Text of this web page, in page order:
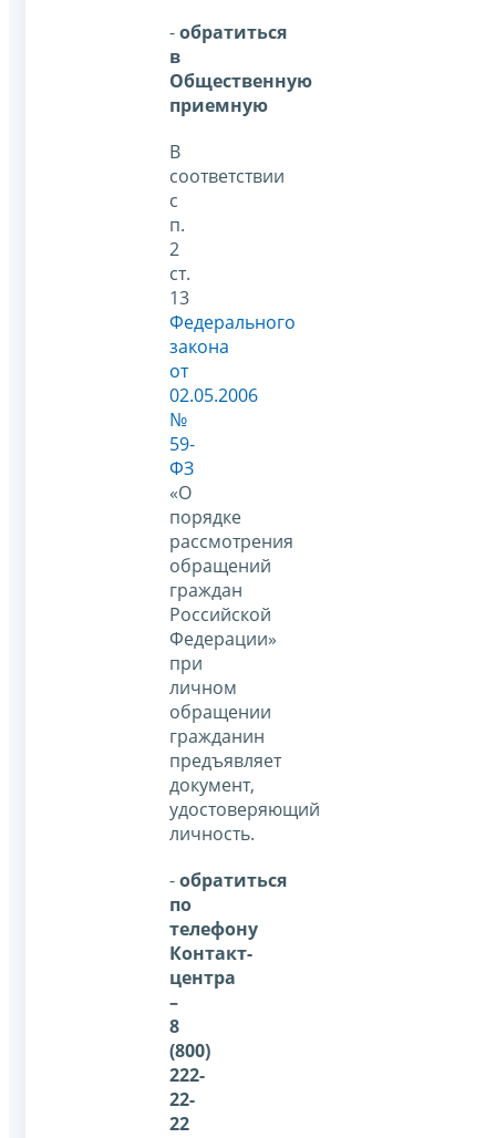
-обратиться
в
Общественную
приемную
В
соответствии
с
п.
2
ст.
13
Федерального
закона
от
02.05.2006
№
59-
ФЗ
«О
порядке
рассмотрения
обращений
граждан
Российской
Федерации»
при
личном
обращении
гражданин
предъявляет
документ,
удостоверяющий
личность.
-обратиться
по
телефону
Контакт-
центра
–
8
(800)
222-
22-
22